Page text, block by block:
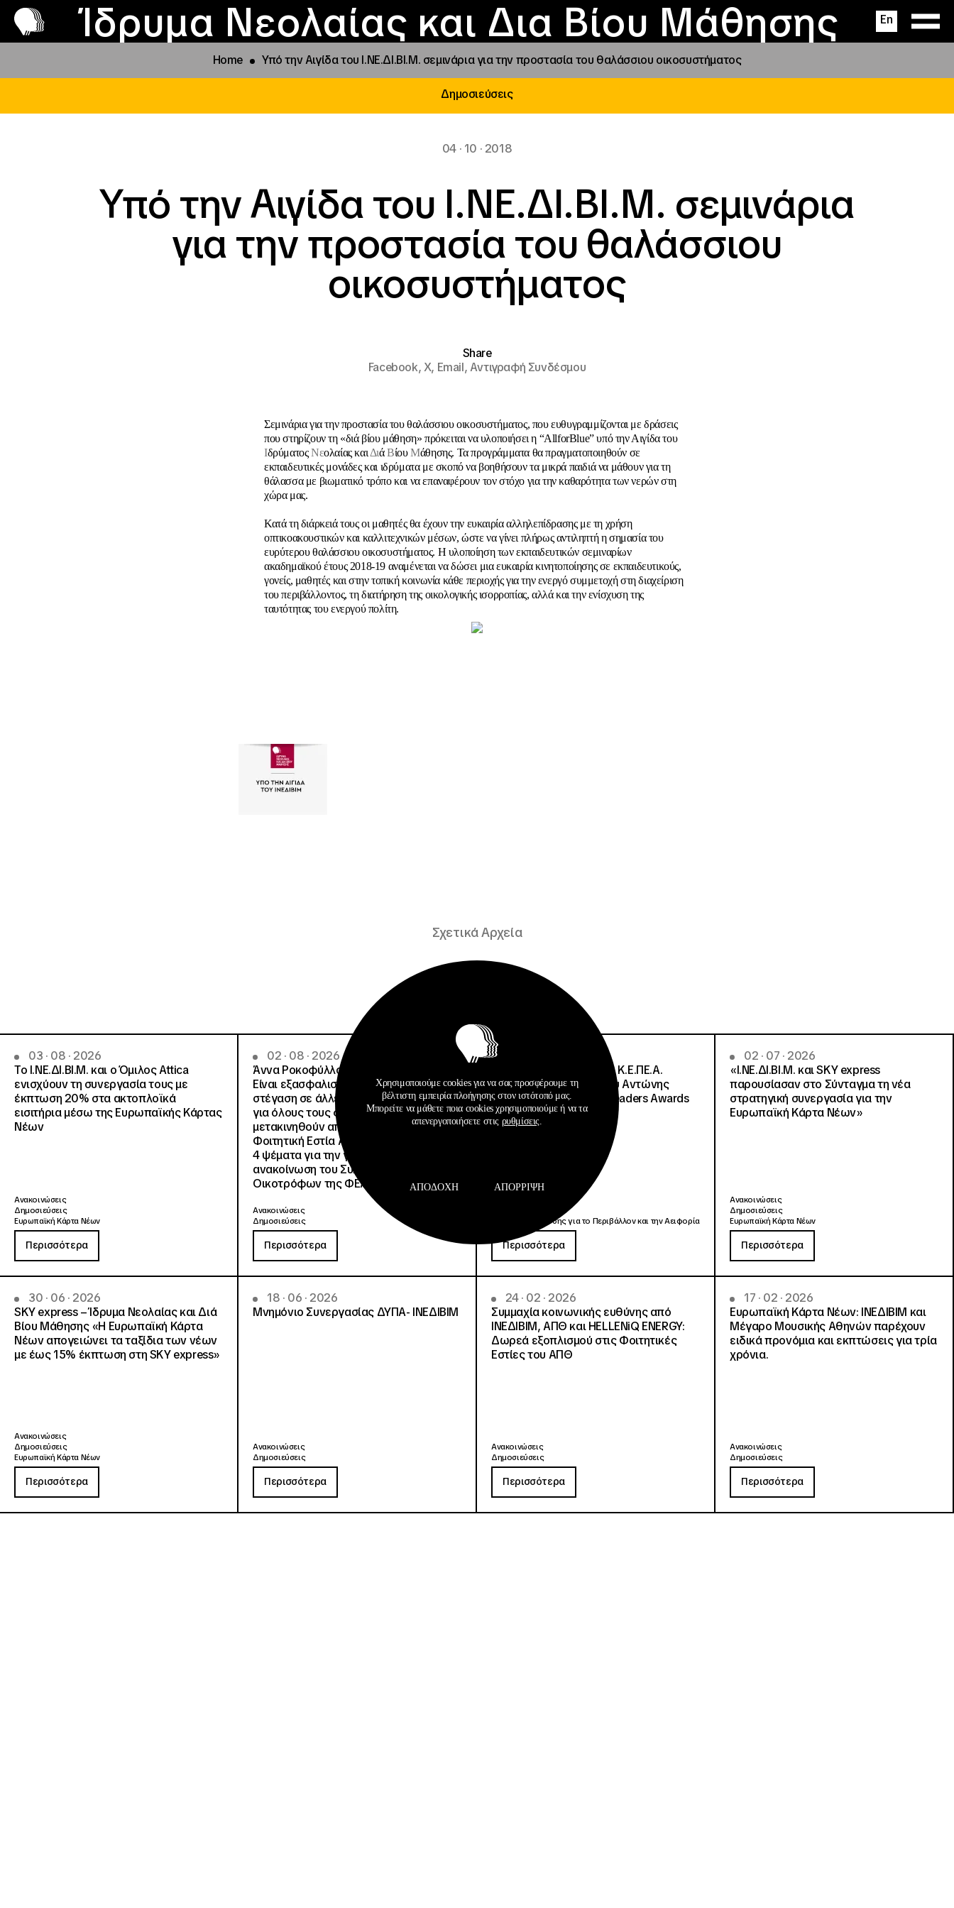
Ίδρυμα Νεολαίας και Δια Βίου Μάθησης En
Το ΙΝΕΔΙΒΙΜ
Προγράμματα και δράσεις
Φοιτητικές Εστίες
Παραχώρηση αιγίδας
Νέα
Επικοινωνία
Home Υπό την Αιγίδα του Ι.ΝΕ.ΔΙ.ΒΙ.Μ. σεμινάρια για την προστασία του θαλάσσιου οικοσυστήματος
Δημοσιεύσεις
04 · 10 · 2018
Υπό την Αιγίδα του Ι.ΝΕ.ΔΙ.ΒΙ.Μ. σεμινάρια
για την προστασία του θαλάσσιου
οικοσυστήματος
Share
Facebook,X, Email,Αντιγραφή Συνδέσμου
Σεμινάρια για την προστασία του θαλάσσιου οικοσυστήματος, που ευθυγραμμίζονται με δράσεις
που στηρίζουν τη «διά βίου μάθηση» πρόκειται να υλοποιήσει η “AllforBlue”υπό την Αιγίδα του
ΙδρύματοςΝεολαίας και ΔιάΒίουΜάθησης. Τα προγράμματα θα πραγματοποιηθούν σε
εκπαιδευτικές μονάδες και ιδρύματα με σκοπό να βοηθήσουν τα μικρά παιδιά να μάθουν για τη
θάλασσα με βιωματικό τρόπο και να επαναφέρουν τον στόχο για την καθαρότητα των νερών στη
χώρα μας.
Κατά τη διάρκειά τους οι μαθητές θα έχουν την ευκαιρία αλληλεπίδρασης με τη χρήση
οπτικοακουστικών και καλλιτεχνικών μέσων, ώστε να γίνει πλήρως αντιληπτή η σημασία του
ευρύτερου θαλάσσιου οικοσυστήματος. Η υλοποίηση των εκπαιδευτικών σεμιναρίων
ακαδημαϊκού έτους 2018-19 αναμένεται να δώσει μια ευκαιρία κινητοποίησης σε εκπαιδευτικούς,
γονείς, μαθητές και στην τοπική κοινωνία κάθε περιοχής για την ενεργό συμμετοχή στη διαχείριση
του περιβάλλοντος, τη διατήρηση της οικολογικής ισορροπίας, αλλά και την ενίσχυση της
ταυτότητας του ενεργού πολίτη.
Σχετικά Αρχεία
03 · 08 · 2026
Το Ι.ΝΕ.ΔΙ.ΒΙ.Μ. και o Όμιλος Attica
ενισχύουν τη συνεργασία τους με
έκπτωση 20% στα ακτοπλοϊκά
εισιτήρια μέσω της Ευρωπαϊκής Κάρτας
Νέων
Ανακοινώσεις
Δημοσιεύσεις
Ευρωπαϊκή Κάρτα Νέων
Περισσότερα
02 · 08 · 2026
Άννα Ροκοφύλλου, Πρόεδρος ΙΝΕΔΙΒΙΜ:
Είναι εξασφαλισμένη η δωρεάν
στέγαση σε άλλες φοιτητικές εστίες ,
για όλους τους φοιτητές που θα
μετακινηθούν από την υπό ανακαίνιση
Φοιτητική Εστία Αθηνών 4 αλήθειες και
4 ψέματα για την γεμάτη ανακρίβειες
ανακοίνωση του Συλλόγου
Οικοτρόφων της ΦΕΑ
Ανακοινώσεις
Δημοσιεύσεις
Περισσότερα
Σημαντική Διάκριση του Κ.Ε.ΠΕ.Α.
Μητροπολιτικού Πάρκου Αντώνης
Τρίτσης στα Education Leaders Awards
2026
Κέντρα Εκπαίδευσης για το Περιβάλλον και την Αειφορία
Περισσότερα
02 · 07 · 2026
«Ι.ΝΕ.ΔΙ.ΒΙ.Μ. και SKY express
παρουσίασαν στο Σύνταγμα τη νέα
στρατηγική συνεργασία για την
Ευρωπαϊκή Κάρτα Νέων»
Ανακοινώσεις
Δημοσιεύσεις
Ευρωπαϊκή Κάρτα Νέων
Περισσότερα
30 · 06 · 2026
SKY express – Ίδρυμα Νεολαίας και Διά
Βίου Μάθησης «Η Ευρωπαϊκή Κάρτα
Νέων απογειώνει τα ταξίδια των νέων
με έως 15% έκπτωση στη SKY express»
Ανακοινώσεις
Δημοσιεύσεις
Ευρωπαϊκή Κάρτα Νέων
Περισσότερα
18 · 06 · 2026
Μνημόνιο Συνεργασίας ΔΥΠΑ- ΙΝΕΔΙΒΙΜ
Ανακοινώσεις
Δημοσιεύσεις
Περισσότερα
24 · 02 · 2026
Συμμαχία κοινωνικής ευθύνης από
ΙΝΕΔΙΒΙΜ, ΑΠΘ και HELLENiQ ENERGY:
Δωρεά εξοπλισμού στις Φοιτητικές
Εστίες του ΑΠΘ
Ανακοινώσεις
Δημοσιεύσεις
Περισσότερα
17 · 02 · 2026
Ευρωπαϊκή Κάρτα Νέων: ΙΝΕΔΙΒΙΜ και
Μέγαρο Μουσικής Αθηνών παρέχουν
ειδικά προνόμια και εκπτώσεις για τρία
χρόνια.
Ανακοινώσεις
Δημοσιεύσεις
Περισσότερα
Χρησιμοποιούμε cookies για να σας προσφέρουμε τη
βέλτιστη εμπειρία πλοήγησης στον ιστότοπό μας.
Μπορείτε να μάθετε ποια cookies χρησιμοποιούμε ή να τα
απενεργοποιήσετε στις ρυθμίσεις
ΑΠΟΔΟΧΉ ΑΠΌΡΡΙΨΗ